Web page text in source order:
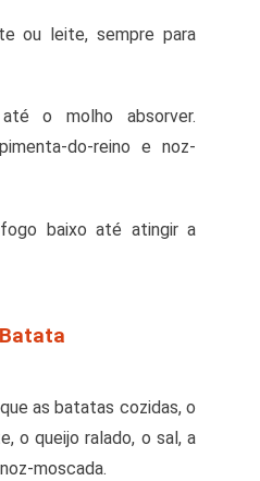
ou leite, sempre para
o molho absorver.
do-reino e noz-
baixo até atingir a
as batatas cozidas, o
o queijo ralado, o sal, a
moscada.